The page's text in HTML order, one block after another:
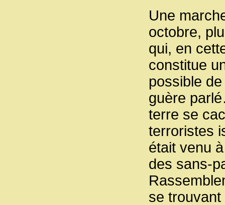
Une
octobre,
qui, en
constitue
possible
guère
terre se
terroristes
était venu
des sans-
se trouvant